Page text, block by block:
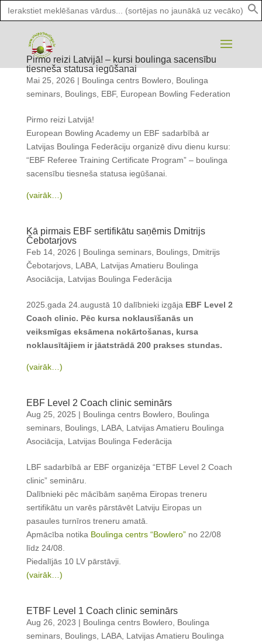
Search
for:
Pirmo reizi Latvijā! – kursi boulinga sacensību
tiesneša statusa iegūšanai
Mai 25, 2026 | Boulinga centrs Bowlero, Boulinga
seminars, Boulings, EBF, European Bowling Federation
Pirmo reizi Latvijā!
European Bowling Academy un EBF sadarbībā ar
Latvijas Boulinga Federāciju organizē divu dienu kursu:
“EBF Referee Training Certificate Program” – boulinga
sacensību tiesneša statusa iegūšanai.
(vairāk…)
Kā pirmais EBF sertifikātu saņēmis Dmitrijs
Čebotarjovs
Feb 14, 2026 | Boulinga seminars, Boulings, Dmitrijs
Čebotarjovs, LABA, Latvijas Amatieru Boulinga
Asociācija
Latvijas Boulinga Federācija
2025.gada 24.augustā 10 dalībnieki izgāja EBF Level 2
Coach clinic. Pēc kursa noklausīšanās un
veiksmīgas eksāmena nokārtošanas, kursa
noklausītājiem ir jāatstrādā 200 prakses stundas.
(vairāk…)
EBF Level 2 Coach clinic seminārs
Aug 25, 2025 | Boulinga centrs Bowlero, Boulinga
seminars, Boulings, LABA, Latvijas Amatieru Boulinga
Asociācija
Latvijas Boulinga Federācija
LBF sadarbībā ar EBF organizēja “ETBF Level 2 Coach
clinic” semināru.
Dalībnieki pēc mācībām saņēma Eiropas treneru
sertifikātu un varēs pārstāvēt Latviju Eiropas un
pasaules turnīros treneru amatā.
Apmācība notika Boulinga centrs “Bowlero”no 22/08
līdz 24/08.
Piedalījās 10 LV pārstāvji.
(vairāk…)
ETBF Level 1 Coach clinic seminārs
Aug 26, 2023 | Boulinga centrs Bowlero, Boulinga
seminars, Boulings, LABA, Latvijas Amatieru Boulinga